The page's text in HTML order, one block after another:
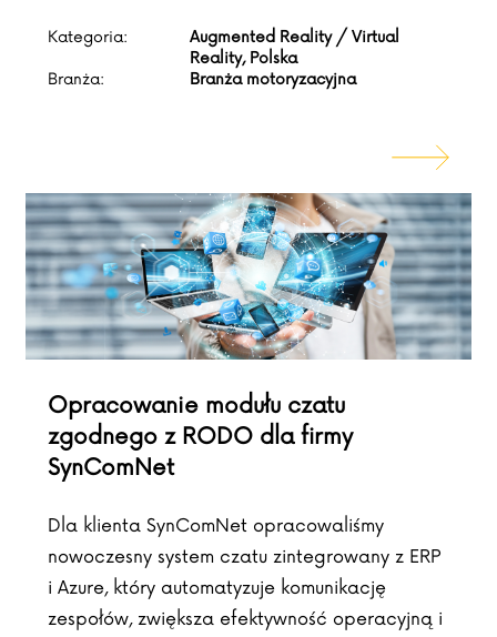
Kategoria:
Augmented Reality / Virtual
Reality, Polska
Branża:
Branża motoryzacyjna
Opracowanie modułu czatu
zgodnego z RODO dla firmy
SynComNet
Dla klienta SynComNet opracowaliśmy
nowoczesny system czatu zintegrowany z ERP
i Azure, który automatyzuje komunikację
zespołów, zwiększa efektywność operacyjną i